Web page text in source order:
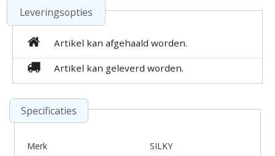
Leveringsopties
Artikel kan afgehaald worden.
Artikel kan geleverd worden.
Specificaties
Merk
SILKY